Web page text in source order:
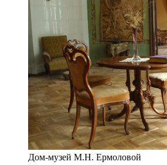
Дом-музей М.Н. Ермоловой